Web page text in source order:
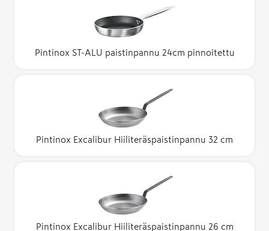
Pintinox ST-ALU paistinpannu 24cm pinnoitettu
Pintinox Excalibur Hiiliteräspaistinpannu 32 cm
Pintinox Excalibur Hiiliteräspaistinpannu 26 cm